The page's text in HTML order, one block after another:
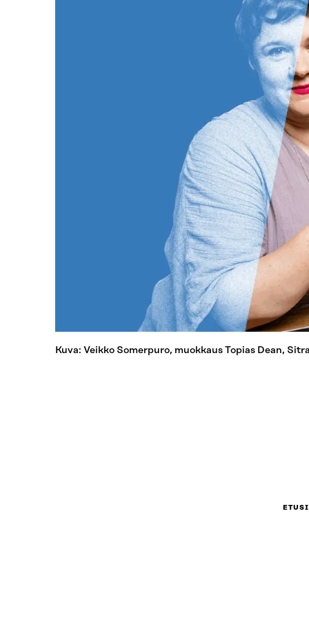
Kuva: Veikko Somerpuro, muokkaus Topias Dean,